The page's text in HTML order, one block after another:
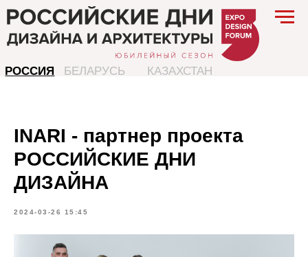
КАЗАХСТАН
INARI - партнер проекта
РОССИЙСКИЕ ДНИ
ДИЗАЙНА
2024-03-26 15:45